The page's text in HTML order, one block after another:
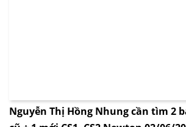
Nguyễn Thị Hồng Nhung cần tìm 2